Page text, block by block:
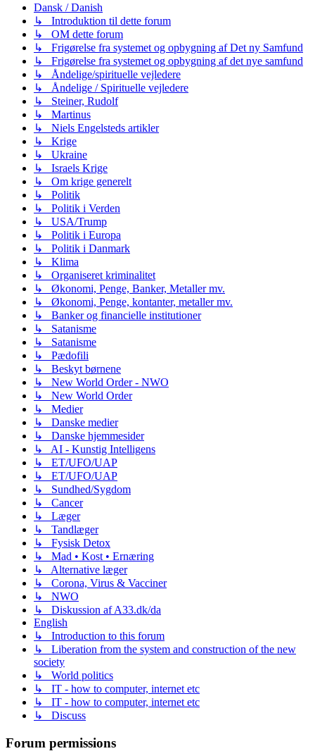
Dansk / Danish
↳ Introduktion til dette forum
↳ OM dette forum
↳ Frigørelse fra systemet og opbygning af Det ny Samfund
↳ Frigørelse fra systemet og opbygning af det nye samfund
↳ Åndelige/spirituelle vejledere
↳ Åndelige / Spirituelle vejledere
↳ Steiner, Rudolf
↳ Martinus
↳ Niels Engelsteds artikler
↳ Krige
↳ Ukraine
↳ Israels Krige
↳ Om krige generelt
↳ Politik
↳ Politik i Verden
↳ USA/Trump
↳ Politik i Europa
↳ Politik i Danmark
↳ Klima
↳ Organiseret kriminalitet
↳ Økonomi, Penge, Banker, Metaller mv.
↳ Økonomi, Penge, kontanter, metaller mv.
↳ Banker og financielle institutioner
↳ Satanisme
↳ Satanisme
↳ Pædofili
↳ Beskyt børnene
↳ New World Order - NWO
↳ New World Order
↳ Medier
↳ Danske medier
↳ Danske hjemmesider
↳ AI - Kunstig Intelligens
↳ ET/UFO/UAP
↳ ET/UFO/UAP
↳ Sundhed/Sygdom
↳ Cancer
↳ Læger
↳ Tandlæger
↳ Fysisk Detox
↳ Mad • Kost • Ernæring
↳ Alternative læger
↳ Corona, Virus & Vacciner
↳ NWO
↳ Diskussion af A33.dk/da
English
↳ Introduction to this forum
↳ Liberation from the system and construction of the new
society
↳ World politics
↳ IT - how to computer, internet etc
↳ IT - how to computer, internet etc
↳ Discuss
Forum permissions